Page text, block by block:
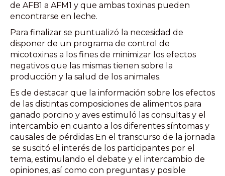
de AFB1 a AFM1 y que ambas toxinas pueden
encontrarse en leche.
Para finalizar se puntualizó la necesidad de
disponer de un programa de control de
micotoxinas a los fines de minimizar los efectos
negativos que las mismas tienen sobre la
producción y la salud de los animales.
Es de destacar que la información sobre los efectos
de las distintas composiciones de alimentos para
ganado porcino y aves estimuló las consultas y el
intercambio en cuanto a los diferentes síntomas y
causales de pérdidas En el transcurso de la jornada
se suscitó el interés de los participantes por el
tema, estimulando el debate y el intercambio de
opiniones, así como con preguntas y posible